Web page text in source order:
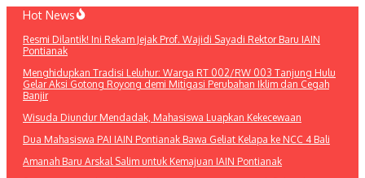
Lewati
konten
Hot News
Resmi Dilantik! Ini Rekam Jejak Prof. Wajidi Sayadi Rektor Baru IAIN
Pontianak
Menghidupkan Tradisi Leluhur: Warga RT 002/RW 003 Tanjung Hulu
Gelar Aksi Gotong Royong demi Mitigasi Perubahan Iklim dan Cegah
Banjir
Wisuda Diundur Mendadak, Mahasiswa Luapkan Kekecewaan
Dua Mahasiswa PAI IAIN Pontianak Bawa Geliat Kelapa ke NCC 4 Bali
Amanah Baru Arskal Salim untuk Kemajuan IAIN Pontianak